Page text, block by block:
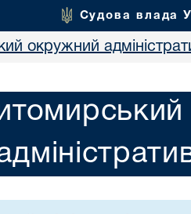
Судова влада
окружний